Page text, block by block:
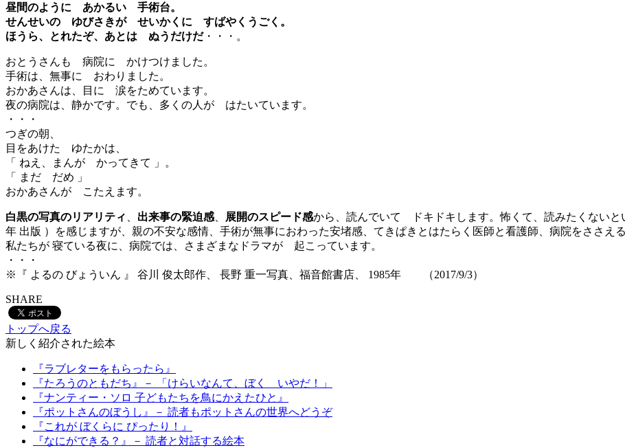
昼間のように あかるい 手術台。
せんせいの ゆびさきが せいかくに すばやくうごく。
ほうら、とれたぞ、あとは ぬうだけだ・・・。
おとうさんも 病院に かけつけました。
手術は、無事に おわりました。
おかあさんは、目に 涙をためています。
夜の病院は、静かです。でも、多くの人が はたいています。
・・・
つぎの朝、
目をあけた ゆたかは、
「 ねえ、まんが かってきて 」。
「 まだ だめ 」
おかあさんが こたえます。
白黒の写真のリアリティ 出来事の緊迫感 展開のスピード感から、読んでいて ドキドキします。怖くて、読みたくない
年 出版 ）を感じますが、親の不安な感情、手術が無事におわった安堵感、てきぱきとはたらく医師と看護師、病院をささえ
私たちが 寝ている夜に、病院では、さまざまなドラマが 起こっています。
・・・
※『 よるの びょういん 』 谷川 俊太郎作、 長野 重一写真、福音館書店、 1985年 （2017/9/3）
SHARE
トップへ戻る
新しく紹介された絵本
『ラブレターをもらったら』
『たろうのともだち』－ 「けらいなんて、ぼく いやだ！」
『ナンティー・ソロ 子どもたちを鳥にかえたひと』
『ポットさんのぼうし』－ 読者もポットさんの世界へどうぞ
『これが ぼくらに ぴったり！』
『なにができる？』－ 読者と対話する絵本